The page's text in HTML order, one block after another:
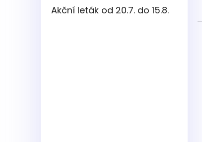
Akční leták od 20.7. do 15.8.